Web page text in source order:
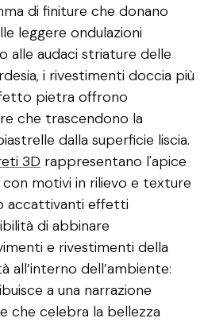
di finiture che donano
leggere ondulazioni
alle audaci striature delle
i rivestimenti doccia più
pietra offrono
che trascendono la
dalla superficie liscia.
3D rappresentano l'apice
con motivi in rilievo e texture
accattivanti effetti
di abbinare
e rivestimenti della
all’interno dell’ambiente:
a una narrazione
che celebra la bellezza